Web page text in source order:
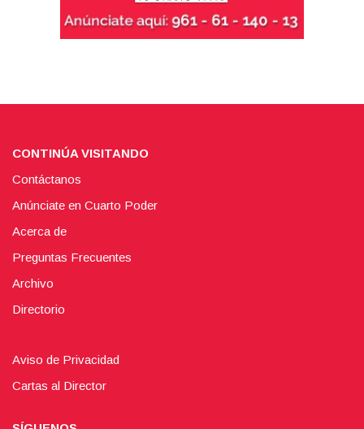
CONTINÚA VISITANDO
Contáctanos
Anúnciate en Cuarto Poder
Acerca de
Preguntas Frecuentes
Archivo
Directorio
Aviso de Privacidad
Cartas al Director